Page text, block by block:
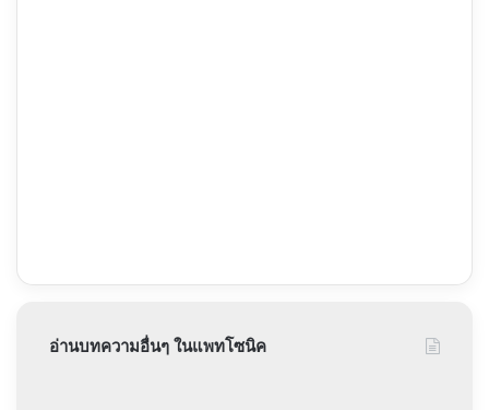
อ่านบทความอื่นๆ ในแพทโซนิค